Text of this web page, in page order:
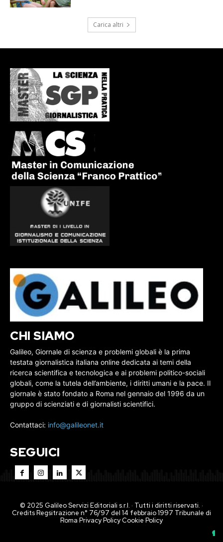
Carica altri
CHI SIAMO
Galileo, Giornale di scienza e problemi globali è la prima
testata giornalistica italiana online dedicata ai temi della
ricerca scientifica e tecnologica e ai problemi politico-sociali
globali, come la tutela dell’ambiente, i diritti umani e la pace. Il
giornale è stato fondato a Roma nel gennaio del 1996 da un
gruppo di scienziati e di giornalisti scientifici.
Contattaci: info@galileonet.it
SEGUICI
© 2025 Galileo Servizi Editoriali s.r.l. · Tutti i diritti riservati. ·
Credits Regsitrazione n° 76/97 del 14 febbraio 1997 Tribunale di
Roma Privacy PolicyCookie Policy